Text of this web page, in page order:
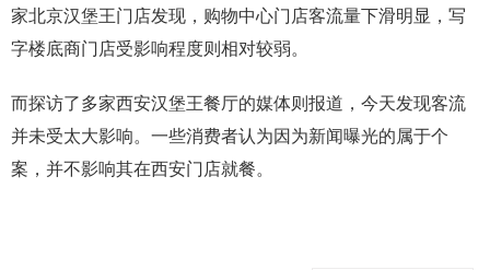
家北京汉堡王门店发现，购物中心门店客流量下滑明显，写
字楼底商门店受影响程度则相对较弱。
而探访了多家西安汉堡王餐厅的媒体则报道，今天发现客流
并未受太大影响。一些消费者认为因为新闻曝光的属于个
案，并不影响其在西安门店就餐。